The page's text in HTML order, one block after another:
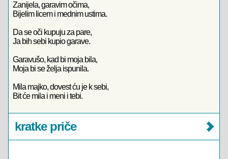
Zanijela, garavim očima,
Bijelim licem i mednim ustima.
Da se oči kupuju za pare,
Ja bih sebi kupio garave.
Garavušo, kad bi moja bila,
Moja bi se želja ispunila.
Mila majko, dovest ću je k sebi,
Bit će mila i meni i tebi.
kratke priče